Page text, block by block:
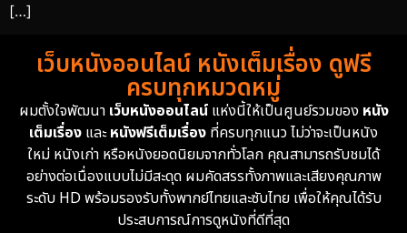
[…]
เว็บหนังออนไลน์ หนังเต็มเรื่อง ดูฟรี
ครบทุกหมวดหมู่
ผมตั้งใจพัฒนา เว็บหนังออนไลน์แห่งนี้ให้เป็นศูนย์รวมของ หนัง
เต็มเรื่อง และหนังฟรีเต็มเรื่อง ที่ครบทุกแนว ไม่ว่าจะเป็นหนัง
ใหม่ หนังเก่า หรือหนังยอดนิยมจากทั่วโลก คุณสามารถรับชมได้
อย่างต่อเนื่องแบบไม่มีสะดุด ผมคัดสรรทั้งภาพและเสียงคุณภาพ
ระดับ HD พร้อมรองรับทั้งพากย์ไทยและซับไทย เพื่อให้คุณได้รับ
ประสบการณ์การดูหนังที่ดีที่สุด